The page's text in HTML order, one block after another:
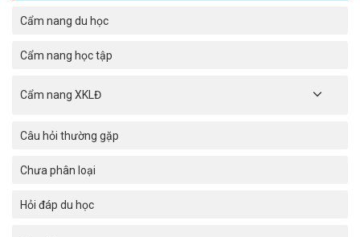
Cẩm nang du học
Cẩm nang học tập
Cẩm nang XKLĐ
Câu hỏi thường gặp
Chưa phân loại
Hỏi đáp du học